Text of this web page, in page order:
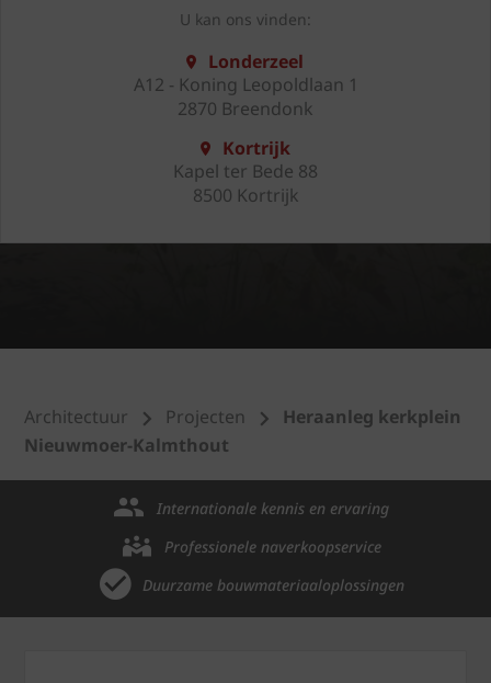
U kan ons vinden:
Londerzeel
A12 - Koning Leopoldlaan 1
2870 Breendonk
Kortrijk
Kapel ter Bede 88
8500 Kortrijk
Architectuur Projecten
Heraanleg kerkplein
Nieuwmoer-Kalmthout
Internationale kennis en ervaring
Professionele naverkoopservice
Duurzame bouwmateriaaloplossingen